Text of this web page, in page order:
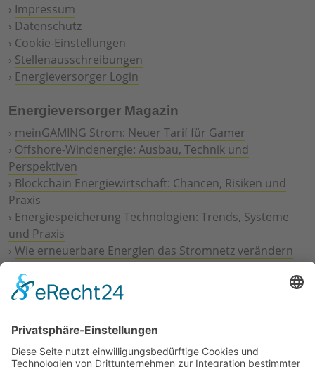
› Impressum
› Datenschutz
› Cookie-Einstellungen
› Stellenausschreibungen
› Energieversorger Login
Energieversorger Magazin
› meinGAMING Strom: Neuer Tarif für Gamer
› Offshore-Windenergie: Ausbau, Technik und
Perspektiven
› Blockchain Energiewirtschaft: Chancen, Risiken und
Praxis
› Energiespeicherung Technologien: Trends, Systeme
und Praxis
› Wie erneuerbare Energien das Stromnetz verändern
›Digitalisierung Energiewirtschaft: Effizienz, Netze und
Prozesse
›Elektromobilität Energie: Chancen, Netze und
›Vorstandswechsel Westenergie: Böddeling übernimmt
befristet